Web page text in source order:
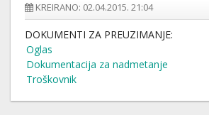
KREIRANO: 02.04.2015. 21:04
DOKUMENTI ZA PREUZIMANJE:
Oglas
Dokumentacija za nadmetanje
Troškovnik